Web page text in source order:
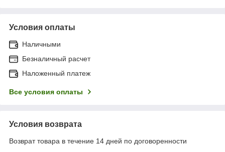
Условия оплаты
Наличными
Безналичный расчет
Наложенный платеж
Все условия оплаты
Условия возврата
Возврат товара в течение 14 дней по договоренности